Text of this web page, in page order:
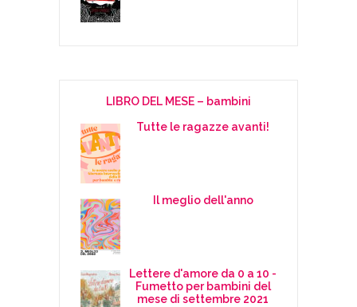
LIBRO DEL MESE – bambini
Tutte le ragazze avanti!
Il meglio dell'anno
Lettere d'amore da 0 a 10 -
Fumetto per bambini del
mese di settembre 2021